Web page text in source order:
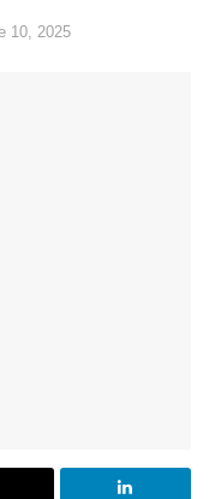
10, 2025